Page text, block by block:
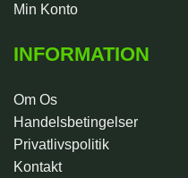
Min Konto
INFORMATION
Om Os
Handelsbetingelser
Privatlivspolitik
Kontakt